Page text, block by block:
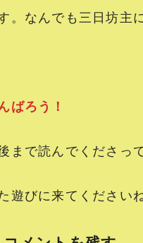
。なんでも三日坊主
ばろう！
まで読んでくださっ
遊びに来てください